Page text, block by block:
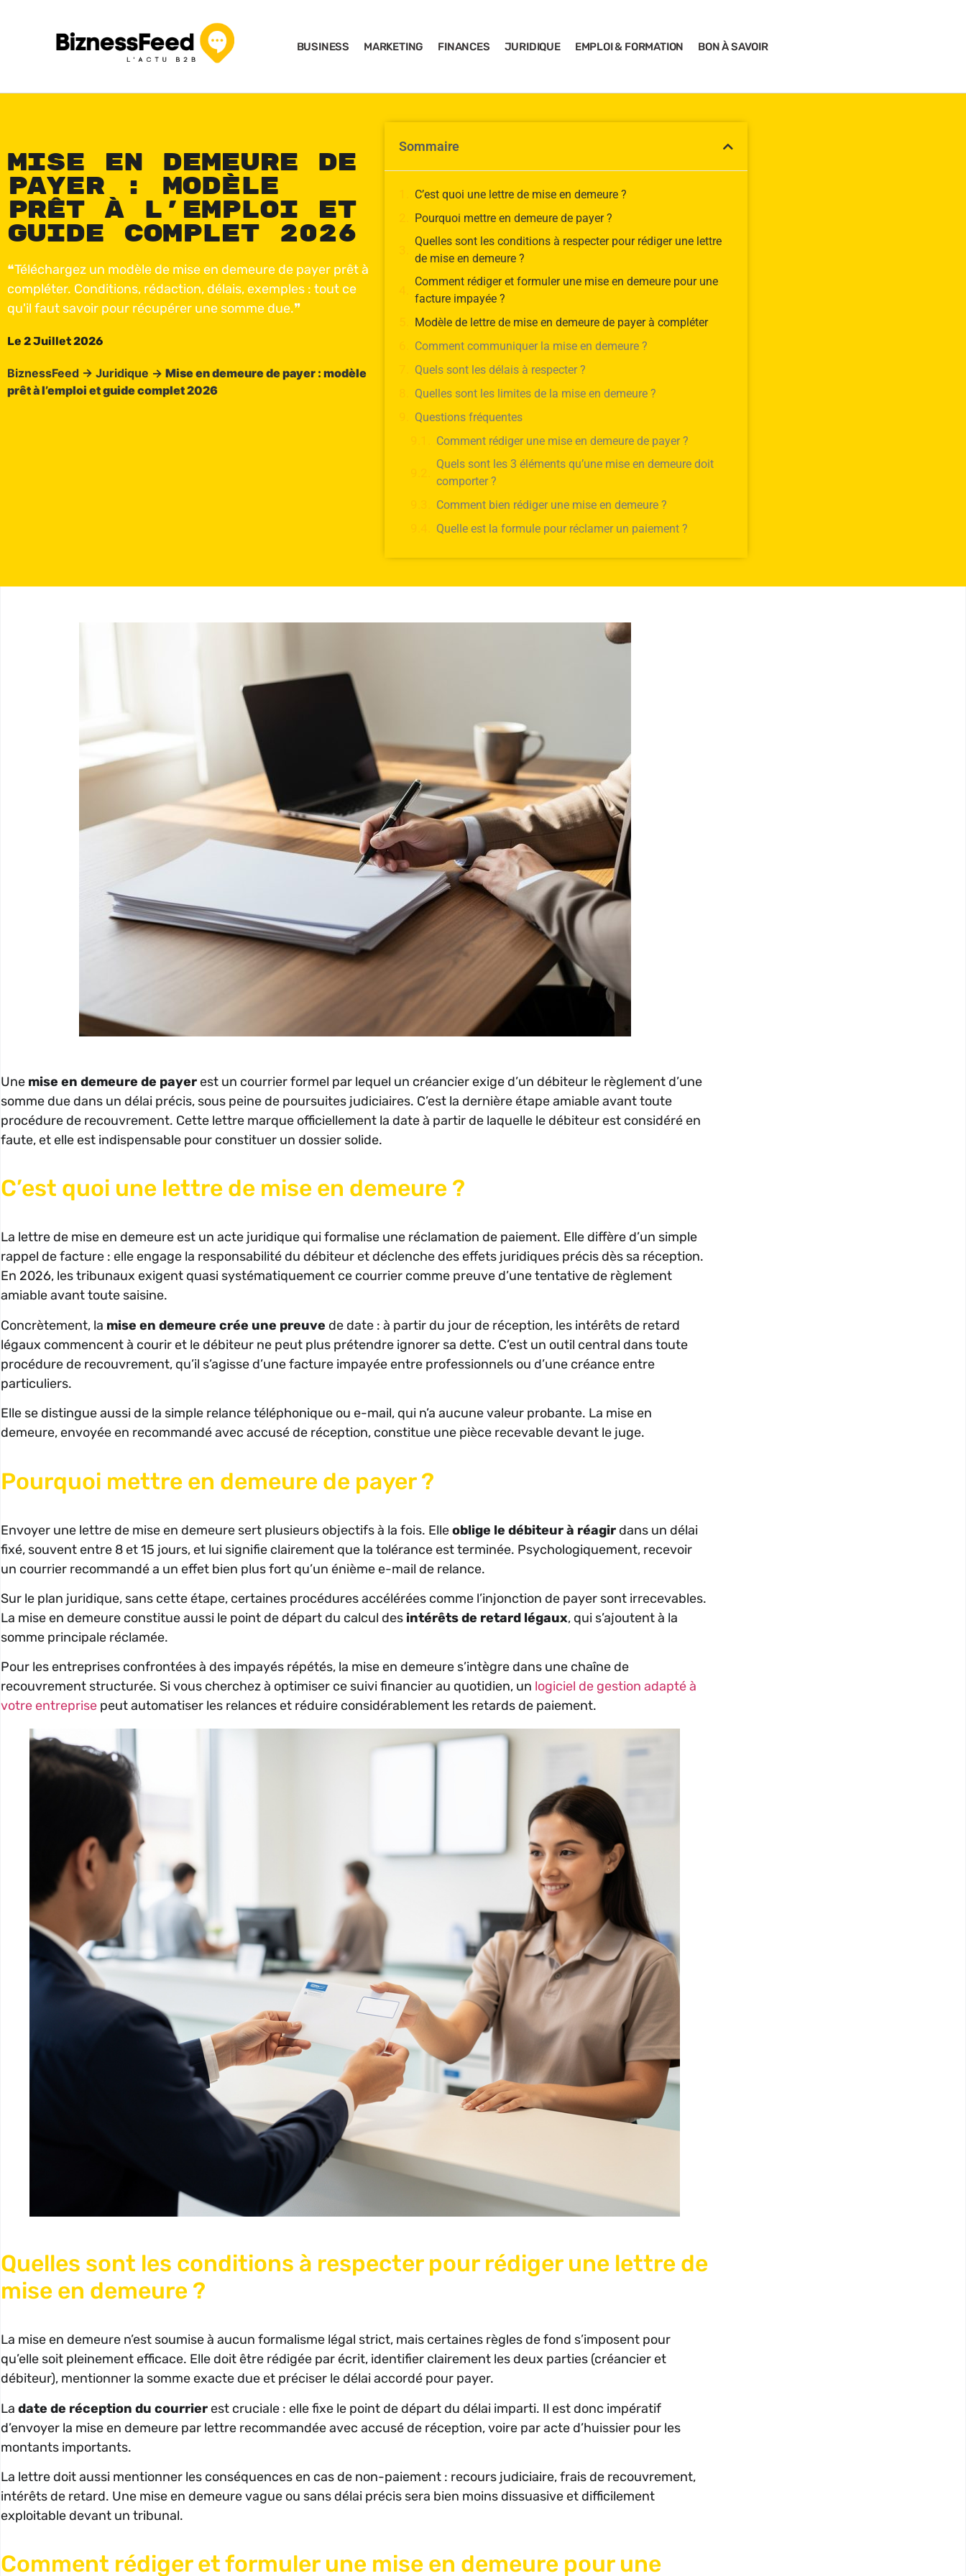
BUSINESS MARKETING FINANCES JURIDIQUE EMPLOI & FORMATION BON À SAVOIR
Mise en demeure de
payer : modèle
prêt à l’emploi et
guide complet 2026
❝Téléchargez un modèle de mise en demeure de payer prêt à
compléter. Conditions, rédaction, délais, exemples : tout ce
qu'il faut savoir pour récupérer une somme due.❞
Le 2 Juillet 2026
BiznessFeed → Juridique → Mise en demeure de payer : modèle
prêt à l’emploi et guide complet 2026
Sommaire
C’est quoi une lettre de mise en demeure ?
Pourquoi mettre en demeure de payer ?
Quelles sont les conditions à respecter pour rédiger une lettre
de mise en demeure ?
Comment rédiger et formuler une mise en demeure pour une
facture impayée ?
Modèle de lettre de mise en demeure de payer à compléter
Comment communiquer la mise en demeure ?
Quels sont les délais à respecter ?
Quelles sont les limites de la mise en demeure ?
Questions fréquentes
Comment rédiger une mise en demeure de payer ?
Quels sont les 3 éléments qu’une mise en demeure doit
comporter ?
Comment bien rédiger une mise en demeure ?
Quelle est la formule pour réclamer un paiement ?
Une mise en demeure de payer est un courrier formel par lequel un créancier exige d’un débiteur le règlement d’une
somme due dans un délai précis, sous peine de poursuites judiciaires. C’est la dernière étape amiable avant toute
procédure de recouvrement. Cette lettre marque officiellement la date à partir de laquelle le débiteur est considéré en
faute, et elle est indispensable pour constituer un dossier solide.
C’est quoi une lettre de mise en demeure ?
La lettre de mise en demeure est un acte juridique qui formalise une réclamation de paiement. Elle diffère d’un simple
rappel de facture : elle engage la responsabilité du débiteur et déclenche des effets juridiques précis dès sa réception.
En 2026, les tribunaux exigent quasi systématiquement ce courrier comme preuve d’une tentative de règlement
amiable avant toute saisine.
Concrètement, la mise en demeure crée une preuve de date : à partir du jour de réception, les intérêts de retard
légaux commencent à courir et le débiteur ne peut plus prétendre ignorer sa dette. C’est un outil central dans toute
procédure de recouvrement, qu’il s’agisse d’une facture impayée entre professionnels ou d’une créance entre
particuliers.
Elle se distingue aussi de la simple relance téléphonique ou e-mail, qui n’a aucune valeur probante. La mise en
demeure, envoyée en recommandé avec accusé de réception, constitue une pièce recevable devant le juge.
Pourquoi mettre en demeure de payer ?
Envoyer une lettre de mise en demeure sert plusieurs objectifs à la fois. Elleoblige le débiteur à réagir dans un délai
fixé, souvent entre 8 et 15 jours, et lui signifie clairement que la tolérance est terminée. Psychologiquement, recevoir
un courrier recommandé a un effet bien plus fort qu’un énième e-mail de relance.
Sur le plan juridique, sans cette étape, certaines procédures accélérées comme l’injonction de payer sont irrecevables.
La mise en demeure constitue aussi le point de départ du calcul des intérêts de retard légaux, qui s’ajoutent à la
somme principale réclamée.
Pour les entreprises confrontées à des impayés répétés, la mise en demeure s’intègre dans une chaîne de
recouvrement structurée. Si vous cherchez à optimiser ce suivi financier au quotidien, un logiciel de gestion adapté à
votre entreprise peut automatiser les relances et réduire considérablement les retards de paiement.
Quelles sont les conditions à respecter pour rédiger une lettre de
mise en demeure ?
La mise en demeure n’est soumise à aucun formalisme légal strict, mais certaines règles de fond s’imposent pour
qu’elle soit pleinement efficace. Elle doit être rédigée par écrit, identifier clairement les deux parties (créancier et
débiteur), mentionner la somme exacte due et préciser le délai accordé pour payer.
La date de réception du courrier est cruciale : elle fixe le point de départ du délai imparti. Il est donc impératif
d’envoyer la mise en demeure par lettre recommandée avec accusé de réception, voire par acte d’huissier pour les
montants importants.
La lettre doit aussi mentionner les conséquences en cas de non-paiement : recours judiciaire, frais de recouvrement,
intérêts de retard. Une mise en demeure vague ou sans délai précis sera bien moins dissuasive et difficilement
exploitable devant un tribunal.
Comment rédiger et formuler une mise en demeure pour une